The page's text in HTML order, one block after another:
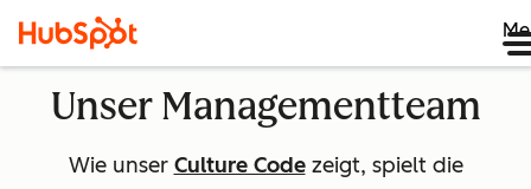
Unser Managementteam
Wie unser Culture Codezeigt, spielt die